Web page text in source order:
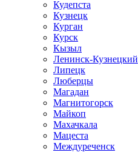
Кудепста
Кузнецк
Курган
Курск
Кызыл
Ленинск-Кузнецкий
Липецк
Люберцы
Магадан
Магнитогорск
Майкоп
Махачкала
Мацеста
Междуреченск